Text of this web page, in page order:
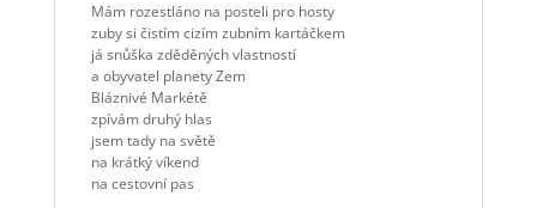
Mám rozestláno na posteli pro hosty
zuby si čistím cizím zubním kartáčkem
já snůška zděděných vlastností
a obyvatel planety Zem
Bláznivé Markétě
zpívám druhý hlas
jsem tady na světě
na krátký víkend
na cestovní pas